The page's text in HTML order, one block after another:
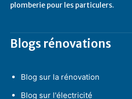
plomberie pour les particulers.
Blogs rénovations
Blog sur la rénovation
Blog sur l'électricité